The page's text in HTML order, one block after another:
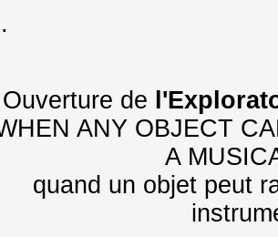
Ouverture de
ANY OBJECT
A
quand un objet peut